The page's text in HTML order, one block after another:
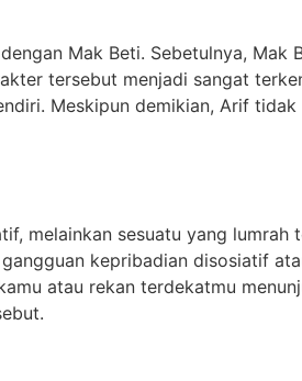
Mak Beti. Sebetulnya, Mak
tersebut menjadi sangat
Meskipun demikian, Arif
melainkan sesuatu yang lumrah
kepribadian disosiatif
atau rekan terdekatmu